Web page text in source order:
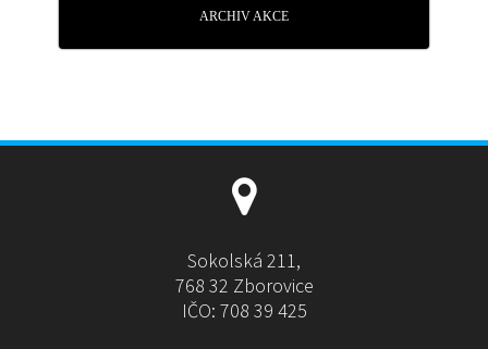
ARCHIV AKCE
Sokolská 211,
768 32 Zborovice
IČO: 708 39 425